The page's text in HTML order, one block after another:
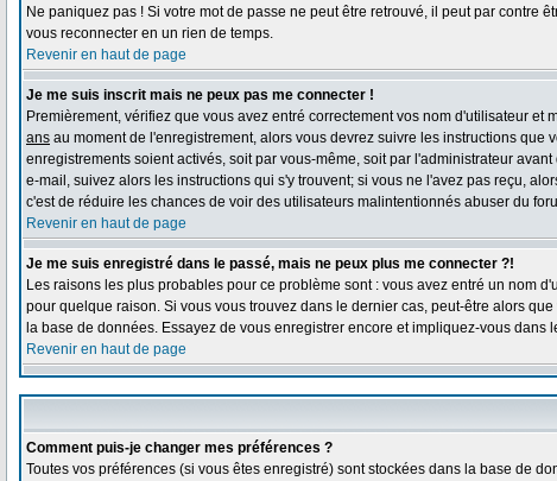
Ne paniquez pas ! Si votre mot de passe ne peut être retrouvé, il peut par contre
vous reconnecter en un rien de temps.
Revenir en haut de page
Je me suis inscrit mais ne peux pas me connecter !
Premièrement, vérifiez que vous avez entré correctement vos nom d'utilisateur
ans au moment de l'enregistrement, alors vous devrez suivre les instructions
enregistrements soient activés, soit par vous-même, soit par l'administrateur
e-mail, suivez alors les instructions qui s'y trouvent; si vous ne l'avez pas reçu,
c'est de réduire les chances de voir des utilisateurs malintentionnés abuser du
Revenir en haut de page
Je me suis enregistré dans le passé, mais ne peux plus me connecter ?!
Les raisons les plus probables pour ce problème sont : vous avez entré un nom
pour quelque raison. Si vous vous trouvez dans le dernier cas, peut-être alors
la base de données. Essayez de vous enregistrer encore et impliquez-vous dans
Revenir en haut de page
Comment puis-je changer mes préférences ?
Toutes vos préférences (si vous êtes enregistré) sont stockées dans la base de